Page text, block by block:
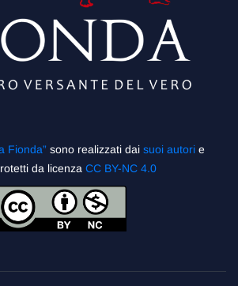
Fionda” sono realizzati dai suoi autori e
da licenza CC BY-NC 4.0